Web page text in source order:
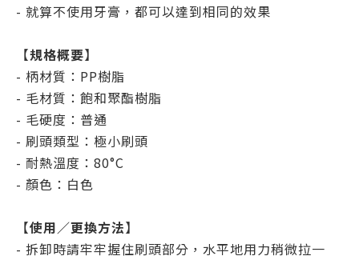
- 就算不使用牙膏，都可以達到相同的效果
【規格概要】
- 柄材質：PP樹脂
- 毛材質：飽和聚酯樹脂
- 毛硬度：普通
- 刷頭類型：極小刷頭
- 耐熱溫度：80°C
- 顏色：白色
【使用／更換方法】
- 拆卸時請牢牢握住刷頭部分，水平地用力稍微拉一